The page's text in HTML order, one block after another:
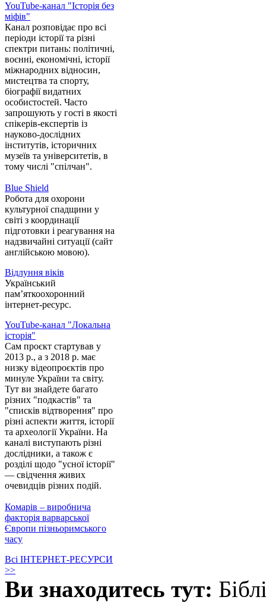
YouTube-канал "Історія без
міфів"
Канал розповідає про всі
періоди історії та різні
спектри питань: політичні,
воєнні, економічні, історії
міжнародних відносин,
мистецтва та спорту,
біографії видатних
особистостей. Часто
запрошують у гості в якості
спікерів-експертів із
науково-дослідних
інститутів, історичних
музеїв та університетів, в
тому числі "спілчан".
Blue Shield
Робота для охорони
культурної спадщини у
світі з координації
підготовки і реагування на
надзвичайні ситуації (сайт
англійською мовою).
Відлуння віків
Український
пам’яткоохоронний
інтернет-ресурс.
YouTube-канал "Локальна
історія"
Сам проєкт стартував у
2013 р., а з 2018 р. має
низку відеопроєктів про
минуле України та світу.
Тут ви знайдете багато
різних "подкастів" та
"списків відтворення" про
різні аспекти життя, історії
та археології України. На
каналі виступають різні
дослідники, а також є
розділі щодо "усної історії"
— свідчення живих
очевидців різних подій.
Комарів – виробнича
факторія варварської
Європи пізньоримського
часу
Всі ІНТЕРНЕТ-РЕСУРСИ
>>
Ви знаходитесь тут: